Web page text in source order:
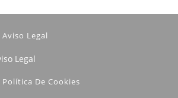
Aviso Legal
Legal
Política De Cookies